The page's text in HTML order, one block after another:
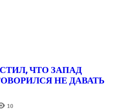
ЧТО ЗАПАД
НЕ ДАВАТЬ
10